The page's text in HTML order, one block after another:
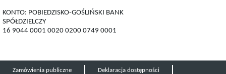
KONTO: POBIEDZISKO-GOŚLIŃSKI BANK
SPÓŁDZIELCZY
16 9044 0001 0020 0200 0749 0001
Zamówienia publiczne Deklaracja dostępności